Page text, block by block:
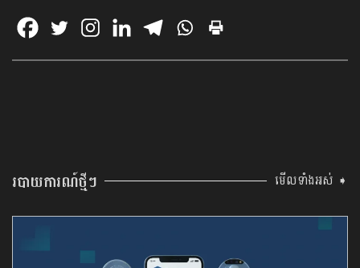
របាយការណ៍ថ្មីៗ មើលទាំងអស់ ➧